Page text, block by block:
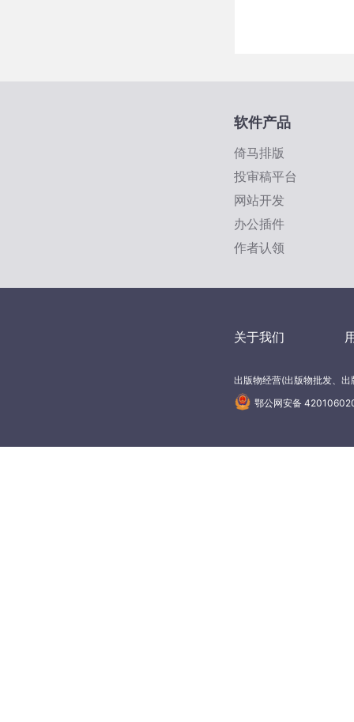
软件产品
倚马排版
投审稿平台
网站开发
办公插件
作者认领
关于我们
出版物经营(出版物批发、
鄂公网安备